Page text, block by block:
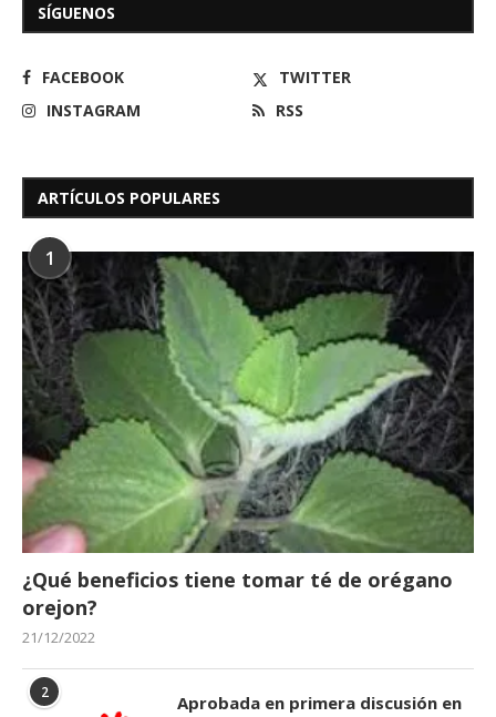
SÍGUENOS
FACEBOOK
TWITTER
INSTAGRAM
RSS
ARTÍCULOS POPULARES
1
¿Qué beneficios tiene tomar té de orégano
orejon?
21/12/2022
2
Aprobada en primera discusión en